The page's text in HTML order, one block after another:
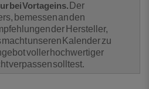
bei Vortageins. Der
bemessen an den
der Hersteller,
macht unseren Kalender zu
voller hochwertiger
verpassen solltest.